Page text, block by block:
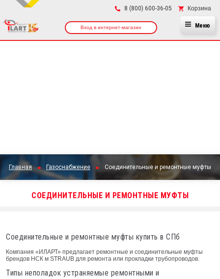
8 (800) 600-36-05 Корзина
Вход в интернет-магазин Меню
Главная Газоснабжение Соединительные и ремонтные муфты
СОЕДИНИТЕЛЬНЫЕ И РЕМОНТНЫЕ МУФТЫ
Соединительные и ремонтные муфты купить в СПб
Компания «ИЛАРТ» предлагает ремонтные и соединительные муфты
брендов НСК м STRAUB для ремонта или прокладки трубопроводов.
Типы неполадок устраняемые ремонтными и
×